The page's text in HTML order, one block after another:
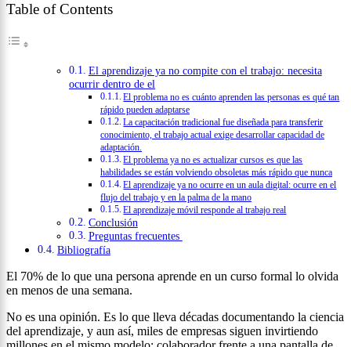
Table of Contents
El aprendizaje ya no compite con el trabajo: necesita
ocurrir dentro de el
El problema no es cuánto aprenden las personas es qué tan
rápido pueden adaptarse
La capacitación tradicional fue diseñada para transferir
conocimiento, el trabajo actual exige desarrollar capacidad de
adaptación.
El problema ya no es actualizar cursos es que las
habilidades se están volviendo obsoletas más rápido que nunca
El aprendizaje ya no ocurre en un aula digital: ocurre en el
flujo del trabajo y en la palma de la mano
El aprendizaje móvil responde al trabajo real
Conclusión
Preguntas frecuentes
Bibliografía
El 70% de lo que una persona aprende en un curso formal lo olvida
en menos de una semana.
No es una opinión. Es lo que lleva décadas documentando la ciencia
del aprendizaje, y aun así, miles de empresas siguen invirtiendo